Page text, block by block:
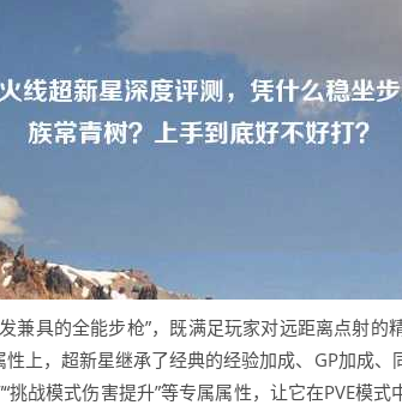
兼具的全能步枪”，既满足玩家对远距离点射的
上，超新星继承了经典的经验加成、GP加成
挑战模式伤害提升”等专属属性，让它在PVE模式